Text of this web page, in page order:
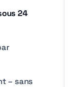
24
– sans